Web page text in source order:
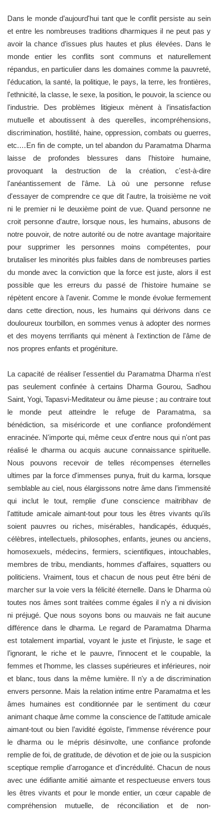
Dans le monde d’aujourd'hui tant que le conflit persiste au sein
et entre les nombreuses traditions dharmiques il ne peut pas y
avoir la chance d’issues plus hautes et plus élevées. Dans le
monde entier les conflits sont communs et naturellement
répandus, en particulier dans les domaines comme la pauvreté,
l'éducation, la santé, la politique, le pays, la terre, les frontières,
l'ethnicité, la classe, le sexe, la position, le pouvoir, la science ou
l'industrie. Des problèmes litigieux mènent à l’insatisfaction
mutuelle et aboutissent à des querelles, incompréhensions,
discrimination, hostilité, haine, oppression, combats ou guerres,
etc.…En fin de compte, un tel abandon du Paramatma Dharma
laisse de profondes blessures dans l'histoire humaine,
provoquant la destruction de la création, c'est-à-dire
l'anéantissement de l'âme. Là où une personne refuse
d'essayer de comprendre ce que dit l'autre, la troisième ne voit
ni le premier ni le deuxième point de vue. Quand personne ne
croit personne d'autre, lorsque nous, les humains, abusons de
notre pouvoir, de notre autorité ou de notre avantage majoritaire
pour supprimer les personnes moins compétentes, pour
brutaliser les minorités plus faibles dans de nombreuses parties
du monde avec la conviction que la force est juste, alors il est
possible que les erreurs du passé de l'histoire humaine se
répètent encore à l'avenir. Comme le monde évolue fermement
dans cette direction, nous, les humains qui dérivons dans ce
douloureux tourbillon, en sommes venus à adopter des normes
et des moyens terrifiants qui mènent à l'extinction de l'âme de
nos propres enfants et progéniture.
La capacité de réaliser l'essentiel du Paramatma Dharma n'est
pas seulement confinée à certains Dharma Gourou, Sadhou
Saint, Yogi, Tapasvi-Meditateur ou âme pieuse ; au contraire tout
le monde peut atteindre le refuge de Paramatma, sa
bénédiction, sa miséricorde et une confiance profondément
enracinée. N'importe qui, même ceux d'entre nous qui n'ont pas
réalisé le dharma ou acquis aucune connaissance spirituelle.
Nous pouvons recevoir de telles récompenses éternelles
ultimes par la force d'immenses punya, fruit du karma, lorsque
semblable au ciel, nous élargissons notre âme dans l’immensité
qui inclut le tout, remplie d'une conscience maitribhav de
l'attitude amicale aimant-tout pour tous les êtres vivants qu'ils
soient pauvres ou riches, misérables, handicapés, éduqués,
célèbres, intellectuels, philosophes, enfants, jeunes ou anciens,
homosexuels, médecins, fermiers, scientifiques, intouchables,
membres de tribu, mendiants, hommes d'affaires, squatters ou
politiciens. Vraiment, tous et chacun de nous peut être béni de
marcher sur la voie vers la félicité éternelle. Dans le Dharma où
toutes nos âmes sont traitées comme égales il n'y a ni division
ni préjugé. Que nous soyons bons ou mauvais ne fait aucune
différence dans le dharma. Le regard de Paramatma Dharma
est totalement impartial, voyant le juste et l’injuste, le sage et
l’ignorant, le riche et le pauvre, l’innocent et le coupable, la
femmes et l’homme, les classes supérieures et inférieures, noir
et blanc, tous dans la même lumière. Il n'y a de discrimination
envers personne. Mais la relation intime entre Paramatma et les
âmes humaines est conditionnée par le sentiment du cœur
animant chaque âme comme la conscience de l'attitude amicale
aimant-tout ou bien l’avidité égoïste, l’immense révérence pour
le dharma ou le mépris désinvolte, une confiance profonde
remplie de foi, de gratitude, de dévotion et de joie ou la suspicion
sceptique remplie d'arrogance et d'incrédulité. Chacun de nous
avec une édifiante amitié aimante et respectueuse envers tous
les êtres vivants et pour le monde entier, un cœur capable de
compréhension mutuelle, de réconciliation et de non-